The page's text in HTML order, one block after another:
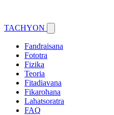
TACHYON
Fandraisana
Fototra
Fizika
Teoria
Fitadiavana
Fikarohana
Lahatsoratra
FAQ